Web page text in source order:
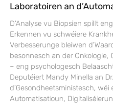
Laboratoiren an
D’Analyse vu Biopsien spillt
Erkennen vu schwéiere
Verbesserunge bleiwen
besonnesch an der Onkologie,
– eng psychologesch
Deputéiert Mandy Minella an
d’Gesondheetsministesch, wéi
Automatisatioun,